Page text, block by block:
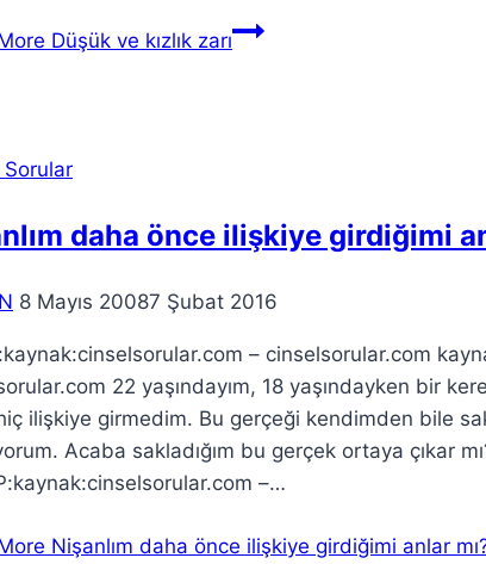
Düşük ve kızlık zarı
daha önce ilişkiye girdiğimi
8 Mayıs 20087 Şubat 2016
– cinselsorular.com
22 yaşındayım, 18 yaşındayken bir
ilişkiye girmedim. Bu gerçeği kendimden bile
Acaba sakladığım bu gerçek ortaya çıkar
–…
Nişanlım daha önce ilişkiye girdiğimi anlar